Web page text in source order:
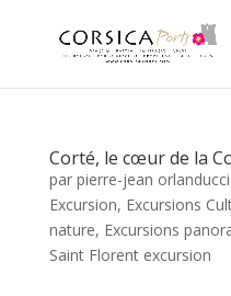
Corté, le cœur de la
par pierre-jean orlanducci
Excursion, Excursions
nature, Excursions
Saint Florent excursion